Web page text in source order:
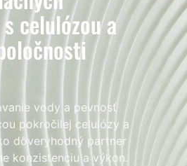
celulózou a
vody a pevnosť
pokročilej celulózy a
dôveryhodný partner
konzistenciu a výkon.